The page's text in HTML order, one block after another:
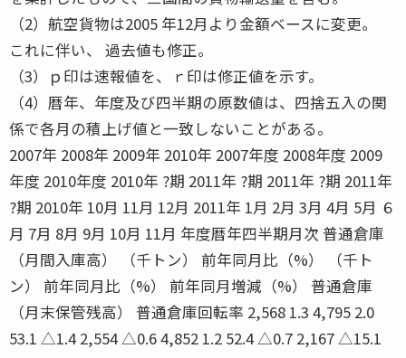
（2）航空貨物は2005 年12月より金額ベースに変更。
これに伴い、 過去値も修正。
（3）ｐ印は速報値を、ｒ印は修正値を示す。
（4）暦年、年度及び四半期の原数値は、四捨五入の関
係で各月の積上げ値と一致しないことがある。
2007年 2008年 2009年 2010年 2007年度 2008年度 2009
年度 2010年度 2010年 ?期 2011年 ?期 2011年 ?期 2011年
?期 2010年 10月 11月 12月 2011年 1月 2月 3月 4月 5月 ６
月 7月 8月 9月 10月 11月 年度暦年四半期月次 普通倉庫
（月間入庫高） （千トン） 前年同月比（%） （千ト
ン） 前年同月比（%） 前年同月増減（%） 普通倉庫
（月末保管残高） 普通倉庫回転率 2,568 1.3 4,795 2.0
53.1 △1.4 2,554 △0.6 4,852 1.2 52.4 △0.7 2,167 △15.1